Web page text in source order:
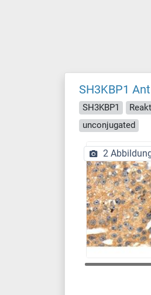
SH3KBP1
SH3KBP1
unconjugated
2